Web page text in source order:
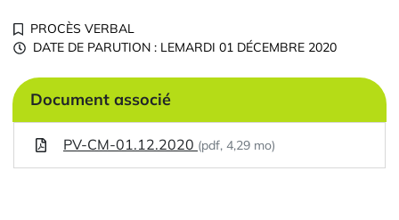
PROCÈS VERBAL
DATE DE PARUTION : LEMARDI 01 DÉCEMBRE 2020
Document associé
PV-CM-01.12.2020 (pdf, 4,29 mo)